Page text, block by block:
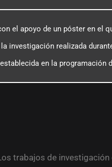
el apoyo de un póster en el
investigación realizada
en la programación
trabajos de